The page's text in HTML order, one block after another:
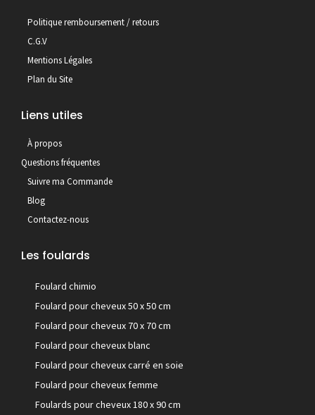
Politique remboursement / retours
C.G.V
Mentions Légales
Plan du Site
Liens utiles
À propos
Questions fréquentes
Suivre ma Commande
Blog
Contactez-nous
Les foulards
Foulard chimio
Foulard pour cheveux 50 x 50 cm
Foulard pour cheveux 70 x 70 cm
Foulard pour cheveux blanc
Foulard pour cheveux carré en soie
Foulard pour cheveux femme
Foulards pour cheveux 180 x 90 cm